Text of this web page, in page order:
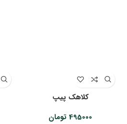
کلاهک پیپ
495000 تومان